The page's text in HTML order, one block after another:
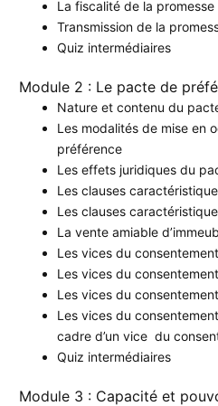
La fiscalité de la
Transmission de la
Quiz intermédiaires
Module 2 : Le pacte de
Nature et contenu du
Les modalités de mise en
préférence
Les effets juridiques du
Les clauses
Les clauses
La vente amiable
Les vices du consentement
Les vices du
Les vices du
Les vices du
cadre d’un vice du
Quiz intermédiaires
Module 3 : Capacité et